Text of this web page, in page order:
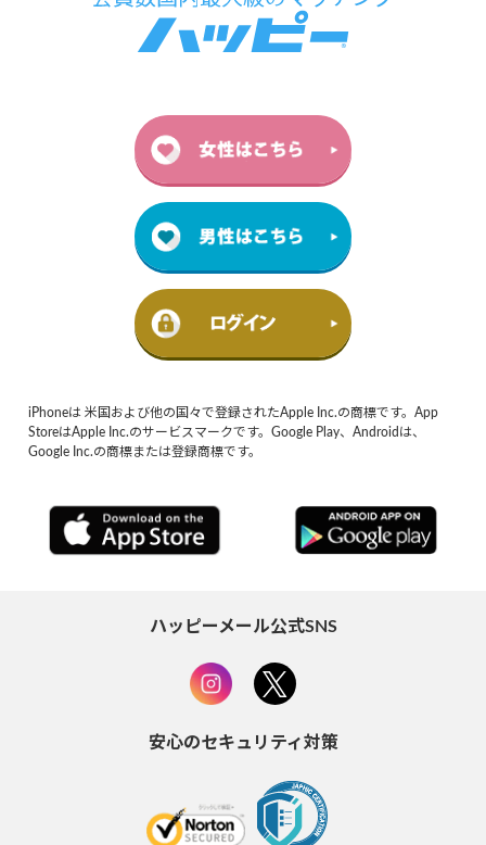
iPhoneは 米国および他の国々で登録されたApple Inc.の商標です。App
StoreはApple Inc.のサービスマークです。Google Play、Androidは、
Google Inc.の商標または登録商標です。
ハッピーメール公式SNS
安心のセキュリティ対策